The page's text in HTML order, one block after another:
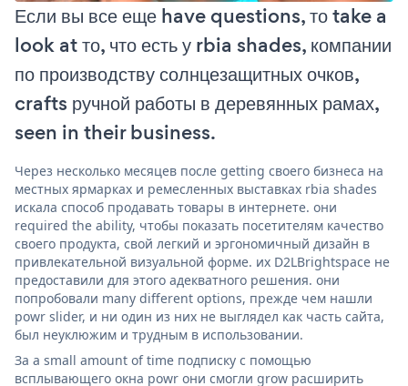
Если вы все еще have questions, то take a
look at то, что есть у rbia shades, компании
по производству солнцезащитных очков,
crafts ручной работы в деревянных рамах,
seen in their business.
Через несколько месяцев после getting своего бизнеса на
местных ярмарках и ремесленных выставках rbia shades
искала способ продавать товары в интернете. они
required the ability, чтобы показать посетителям качество
своего продукта, свой легкий и эргономичный дизайн в
привлекательной визуальной форме. их D2LBrightspace не
предоставили для этого адекватного решения. они
попробовали many different options, прежде чем нашли
powr slider, и ни один из них не выглядел как часть сайта,
был неуклюжим и трудным в использовании.
За a small amount of time подписку с помощью
всплывающего окна powr они смогли grow расширить